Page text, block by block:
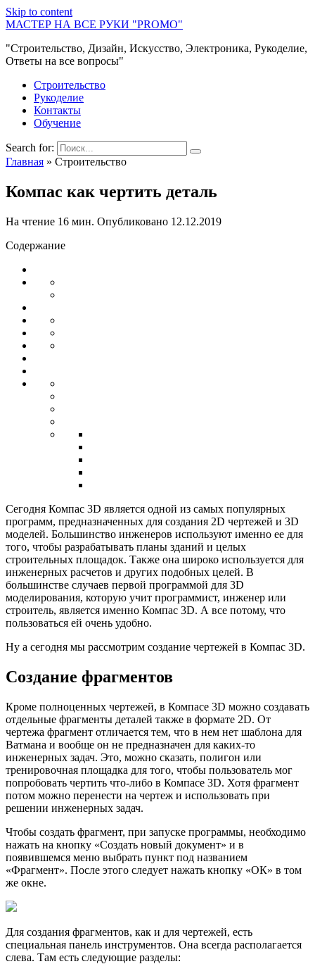
Skip to content
МАСТЕР НА ВСЕ РУКИ "PROMO"
"Строительство, Дизайн, Искусство, Электроника, Рукоделие,
Ответы на все вопросы"
Строительство
Рукоделие
Контакты
Обучение
Search for:
Главная » Строительство
Компас как чертить деталь
На чтение 16 мин. Опубликовано 12.12.2019
Содержание
Сегодня Компас 3D является одной из самых популярных
программ, предназначенных для создания 2D чертежей и 3D
моделей. Большинство инженеров используют именно ее для
того, чтобы разрабатывать планы зданий и целых
строительных площадок. Также она широко используется для
инженерных расчетов и других подобных целей. В
большинстве случаев первой программой для 3D
моделирования, которую учит программист, инженер или
строитель, является именно Компас 3D. А все потому, что
пользоваться ей очень удобно.
Ну а сегодня мы рассмотрим создание чертежей в Компас 3D.
Создание фрагментов
Кроме полноценных чертежей, в Компасе 3D можно создавать
отдельные фрагменты деталей также в формате 2D. От
чертежа фрагмент отличается тем, что в нем нет шаблона для
Ватмана и вообще он не предназначен для каких-то
инженерных задач. Это, можно сказать, полигон или
тренировочная площадка для того, чтобы пользователь мог
попробовать чертить что-либо в Компасе 3D. Хотя фрагмент
потом можно перенести на чертеж и использовать при
решении инженерных задач.
Чтобы создать фрагмент, при запуске программы, необходимо
нажать на кнопку «Создать новый документ» и в
появившемся меню выбрать пункт под названием
«Фрагмент». После этого следует нажать кнопку «ОК» в том
же окне.
Для создания фрагментов, как и для чертежей, есть
специальная панель инструментов. Она всегда располагается
слева. Там есть следующие разделы: